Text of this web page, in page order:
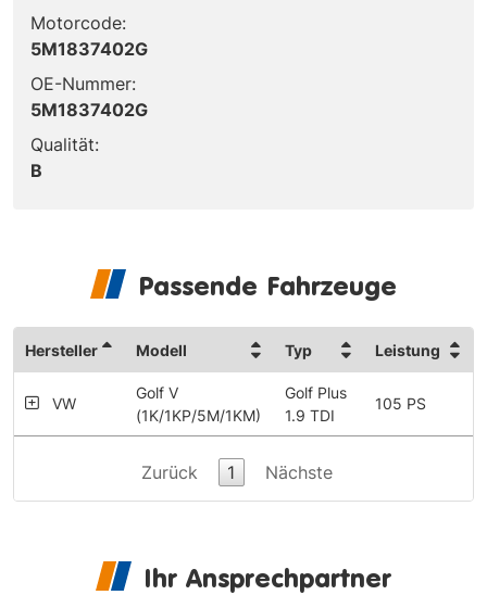
Motorcode:
5M1837402G
OE-Nummer:
5M1837402G
Qualität:
B
Passende Fahrzeuge
Hersteller Modell Typ Leistung
VW
Golf V
(1K/1KP/5M/1KM)
Golf Plus
1.9 TDI
105 PS
Zurück 1 Nächste
Ihr Ansprechpartner